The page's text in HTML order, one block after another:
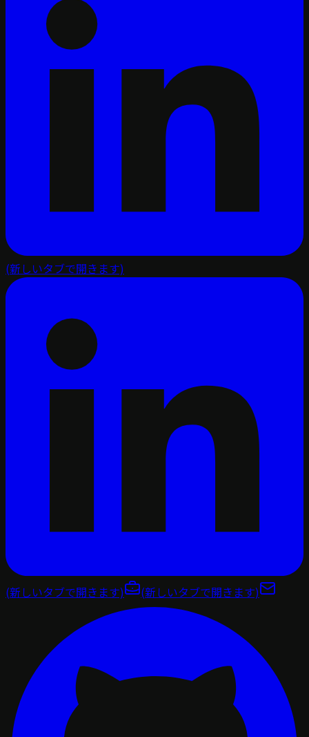
(新しいタブで開きます)
(新しいタブで開きます) (新しいタブで開きます)